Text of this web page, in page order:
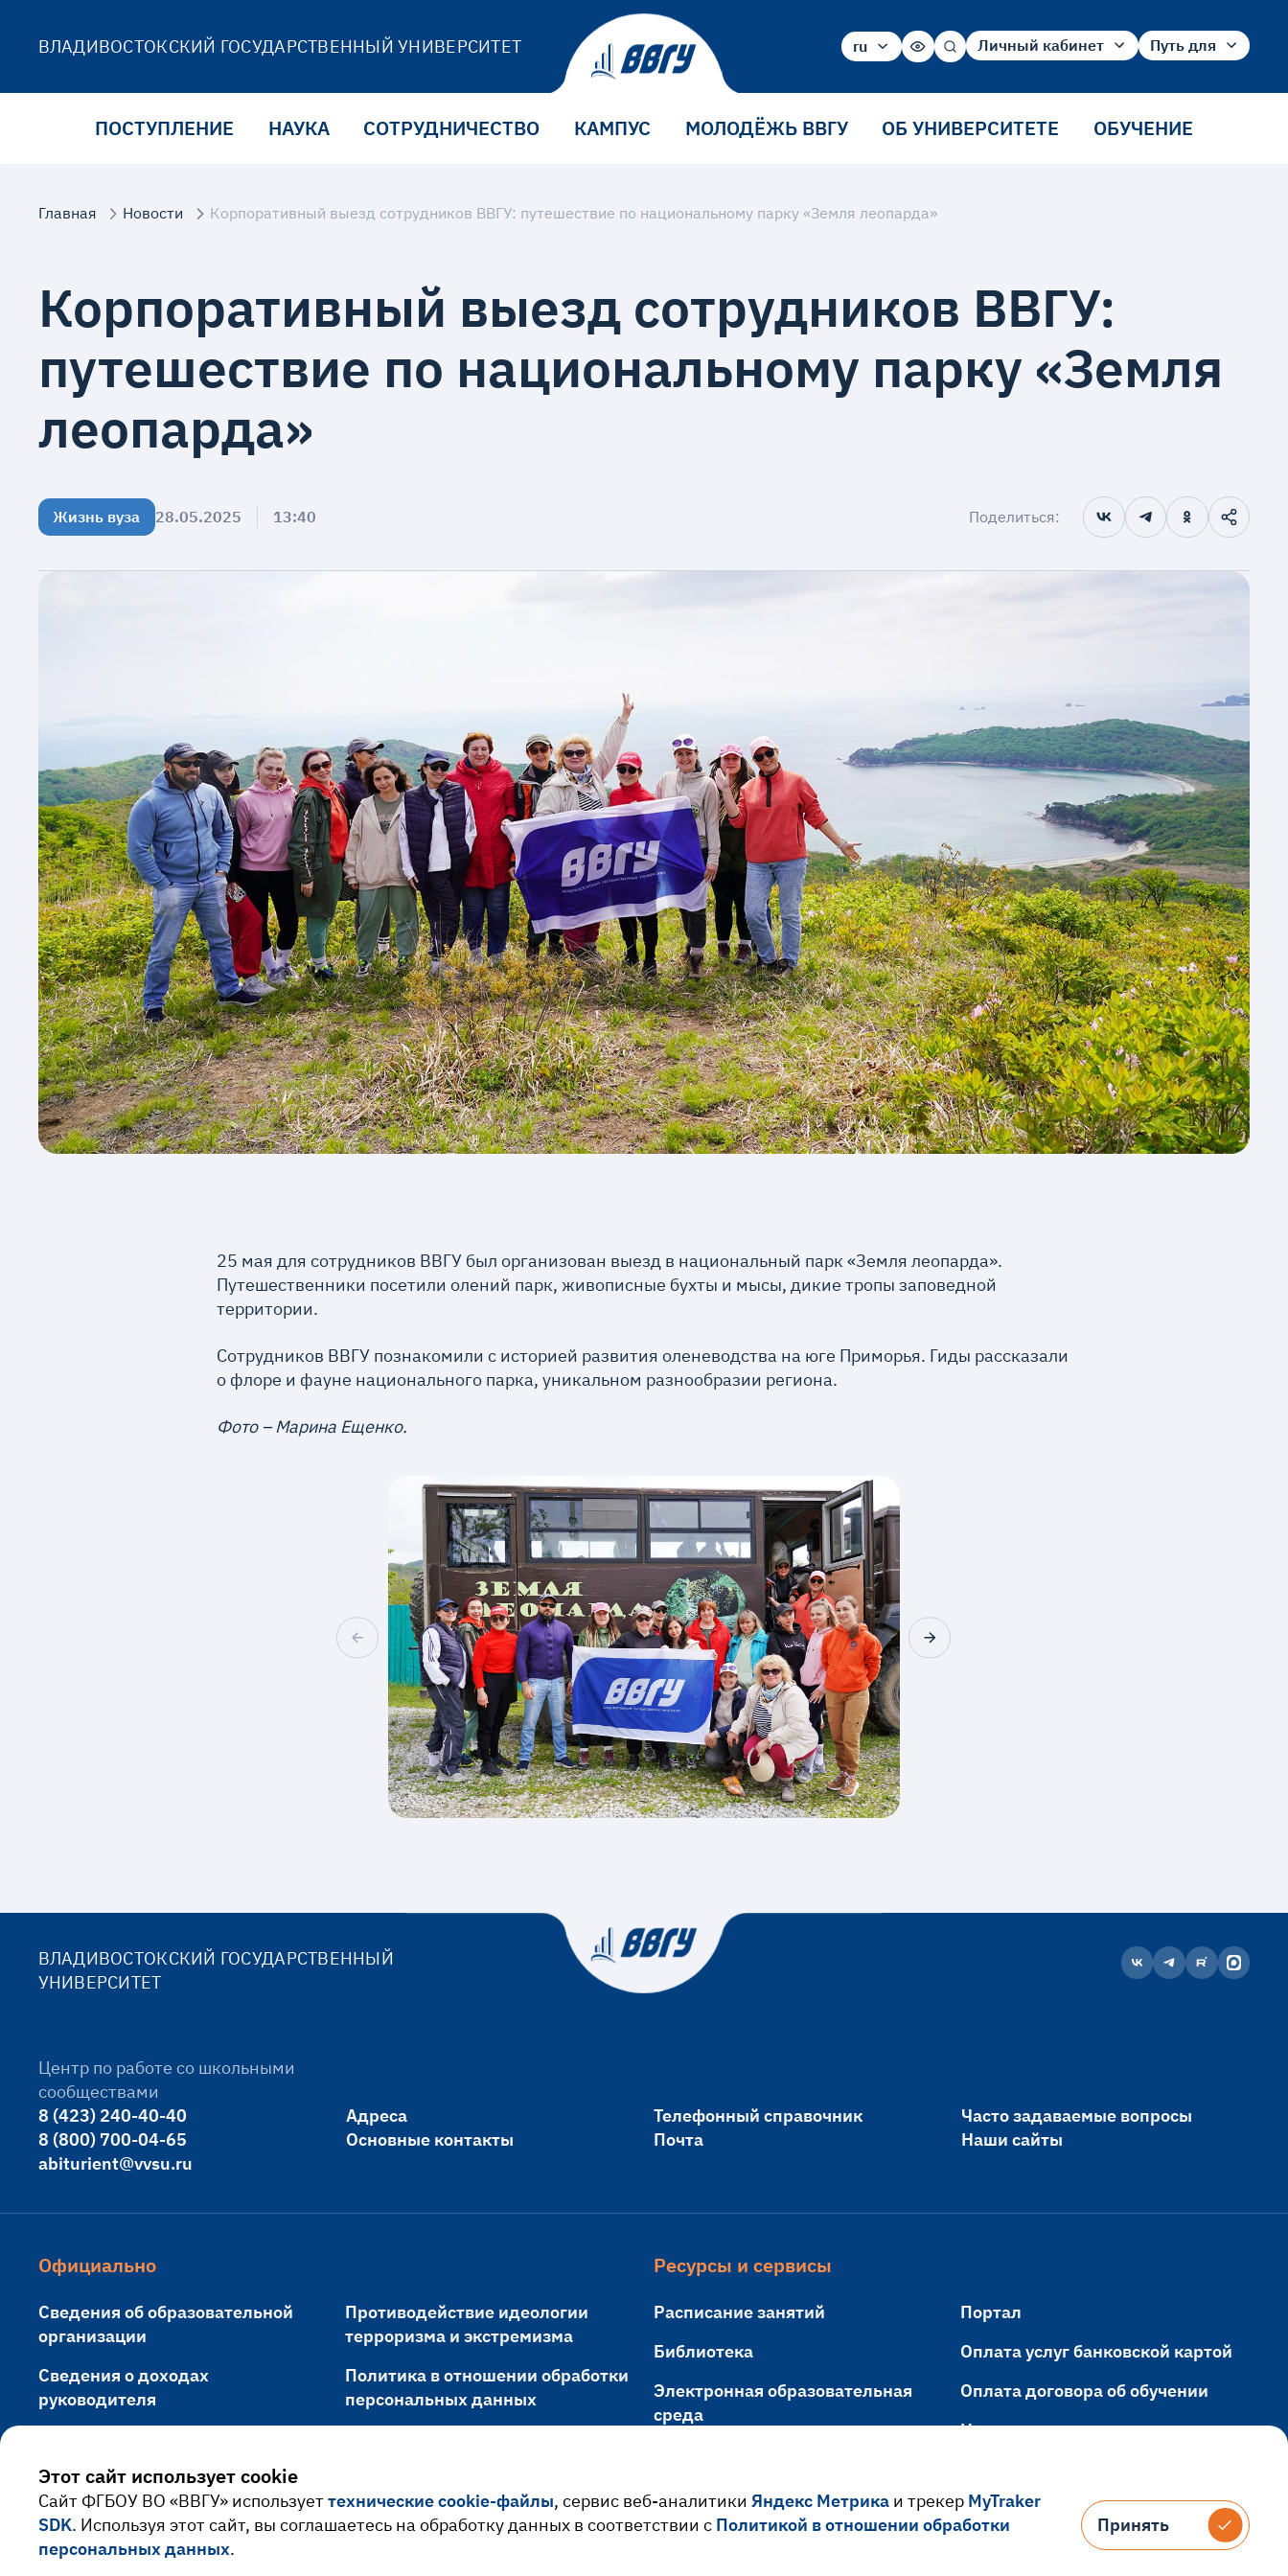
ВЛАДИВОСТОКСКИЙ ГОСУДАРСТВЕННЫЙ УНИВЕРСИТЕТ
ru
Личный кабинет
Путь для
Сотрудника
ПОСТУПЛЕНИЕ НАУКА СОТРУДНИЧЕСТВО КАМПУС МОЛОДЁЖЬ ВВГУ ОБ УНИВЕРСИТЕТЕ ОБУЧЕНИЕ
Главная Новости Корпоративный выезд сотрудников ВВГУ: путешествие по национальному парку «Земля леопарда»
Корпоративный выезд сотрудников ВВГУ:
путешествие по национальному парку «Земля
леопарда»
Жизнь вуза 28.05.2025 13:40 Поделиться:
25 мая для сотрудников ВВГУ был организован выезд в национальный парк «Земля леопарда».
Путешественники посетили олений парк, живописные бухты и мысы, дикие тропы заповедной
территории.
Сотрудников ВВГУ познакомили с историей развития оленеводства на юге Приморья. Гиды рассказали
о флоре и фауне национального парка, уникальном разнообразии региона.
Фото – Марина Ещенко.
ВЛАДИВОСТОКСКИЙ ГОСУДАРСТВЕННЫЙ
УНИВЕРСИТЕТ
Центр по работе со школьными
сообществами
8 (423) 240-40-40
8 (800) 700-04-65
abiturient@vvsu.ru
Адреса
Основные контакты
Телефонный справочник
Почта
Часто задаваемые вопросы
Наши сайты
Официально
Сведения об образовательной
организации
Сведения о доходах
руководителя
Противодействие идеологии
терроризма и экстремизма
Политика в отношении обработки
персональных данных
Ресурсы и сервисы
Расписание занятий
Библиотека
Электронная образовательная
среда
Документооборот
Портал
Оплата услуг банковской картой
Оплата договора об обучении
Навигация
Этот сайт использует cookie
Cайт ФГБОУ ВО «ВВГУ» используеттехнические cookie-файлы, сервис веб-аналитики Яндекс Метрикаи трекер MyTraker
SDK. Используя этот сайт, вы соглашаетесь на обработку данных в соответствии с Политикой в отношении обработки
персональных данных.
Принять
Принять